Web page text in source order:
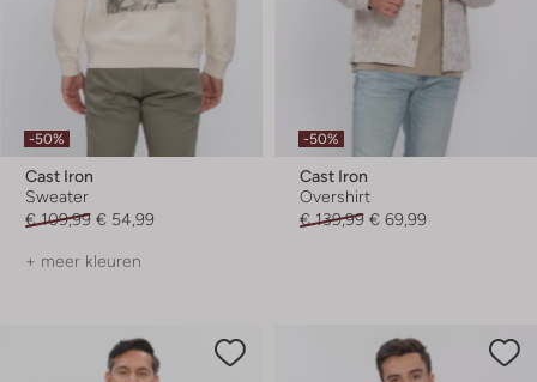
-50%
Cast Iron
Sweater
€ 109,99 € 54,99
+ meer kleuren
-50%
Cast Iron
Overshirt
€ 139,99 € 69,99